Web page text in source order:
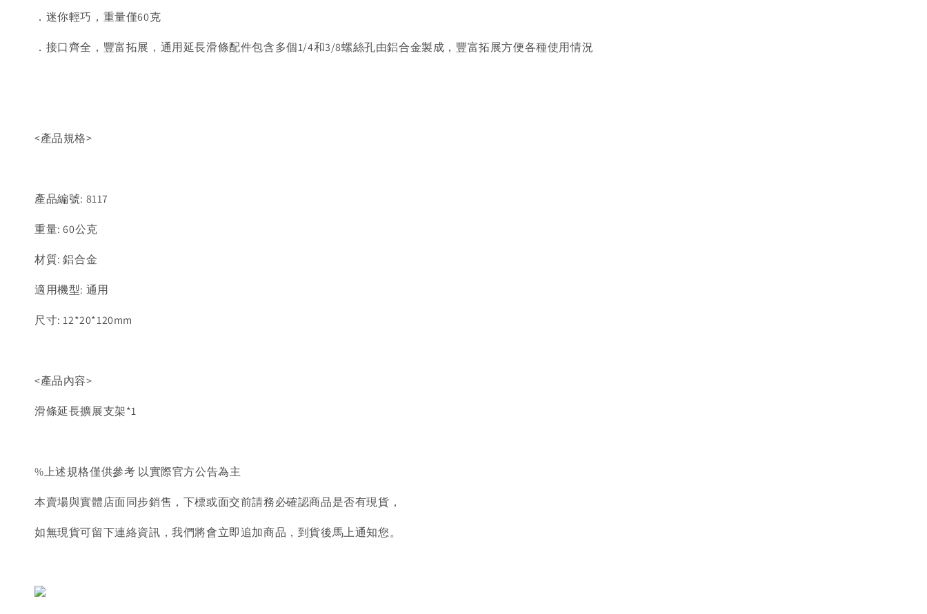
．迷你輕巧，重量僅60克
．接口齊全，豐富拓展，通用延長滑條配件包含多個1/4和3/8螺絲孔由鋁合金製成，豐富拓展方便各種使用情況
<產品規格>
產品編號: 8117
重量: 60公克
材質: 鋁合金
適用機型: 通用
尺寸: 12*20*120mm
<產品內容>
滑條延長擴展支架*1
%上述規格僅供參考 以實際官方公告為主
本賣場與實體店面同步銷售，下標或面交前請務必確認商品是否有現貨，
如無現貨可留下連絡資訊，我們將會立即追加商品，到貨後馬上通知您。